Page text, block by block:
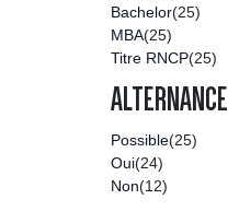
Bachelor(25)
MBA(25)
Titre RNCP(25)
ALTERNANCE
Possible(25)
Oui(24)
Non(12)